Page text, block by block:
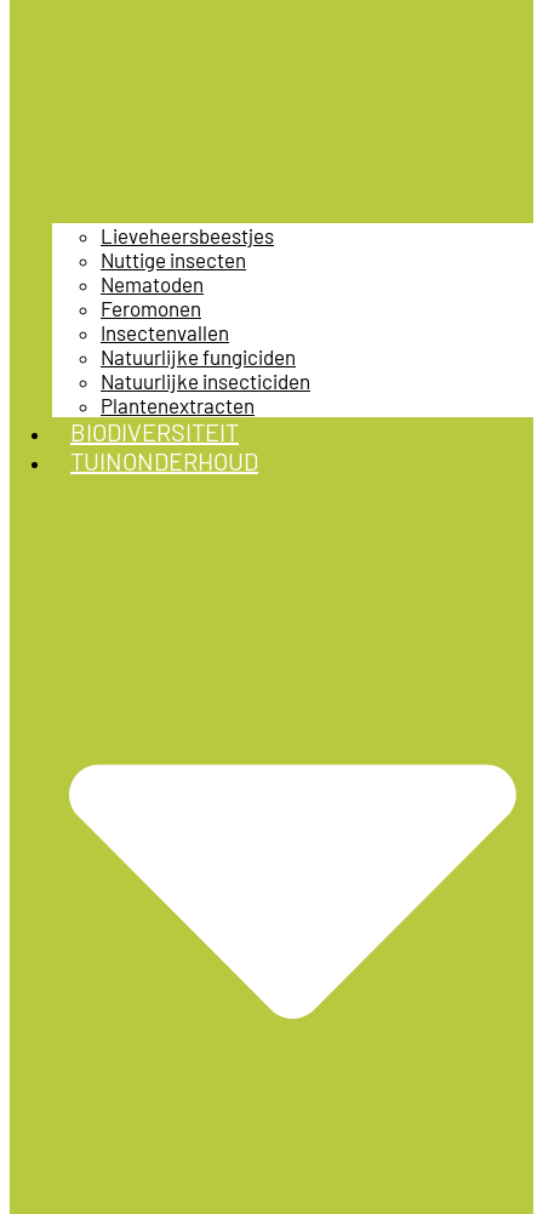
Lieveheersbeestjes
Nuttige insecten
Nematoden
Feromonen
Insectenvallen
Natuurlijke fungiciden
Natuurlijke insecticiden
Plantenextracten
BIODIVERSITEIT
TUINONDERHOUD